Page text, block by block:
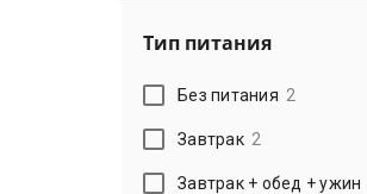
Тип питания
Без питания 2
Завтрак 2
Завтрак + обед + ужин